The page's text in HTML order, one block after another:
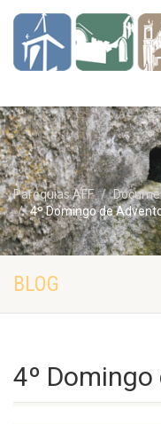
Paróquias AFF
4º Domingo de
BLOG
4º